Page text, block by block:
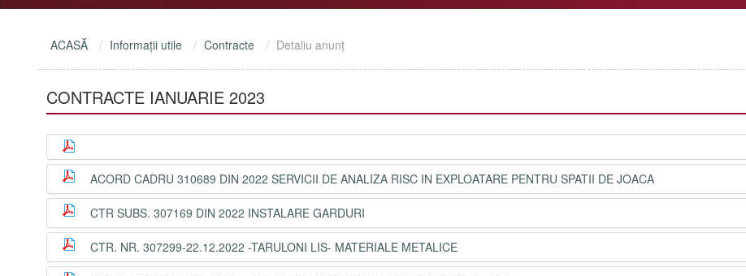
ACASĂ Informaţii utile Contracte Detaliu anunţ
CONTRACTE IANUARIE 2023
ACORD CADRU 310689 DIN 2022 SERVICII DE ANALIZA RISC IN EXPLOATARE PENTRU SPATII DE JOACA
CTR SUBS. 307169 DIN 2022 INSTALARE GARDURI
CTR. NR. 307299-22.12.2022 -TARULONI LIS- MATERIALE METALICE